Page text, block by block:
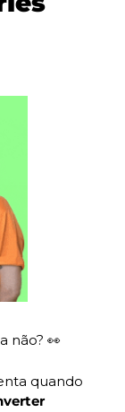
não? 👀
quando